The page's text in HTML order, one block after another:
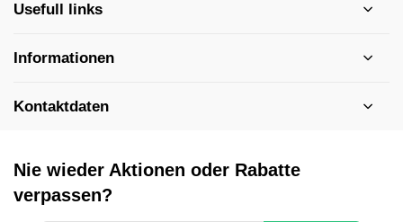
Usefull links
Informationen
Kontaktdaten
Nie wieder Aktionen oder Rabatte
verpassen?